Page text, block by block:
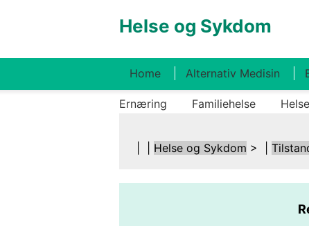
Helse og Sykdom
Home Alternativ Medisin
Ernæring Familiehelse
Helse og Sykdom > |